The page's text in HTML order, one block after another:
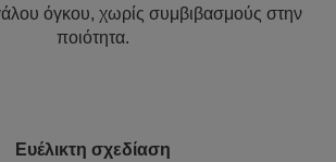
όγκου, χωρίς συμβιβασμούς στην
ποιότητα.
Ευέλικτη σχεδίαση